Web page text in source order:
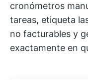
cronómetros
tareas, etiqueta
no facturables y
exactamente en